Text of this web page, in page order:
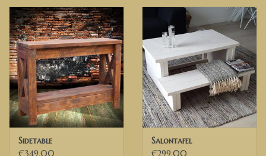
Sidetable
€349,00
Salontafel
€299,00